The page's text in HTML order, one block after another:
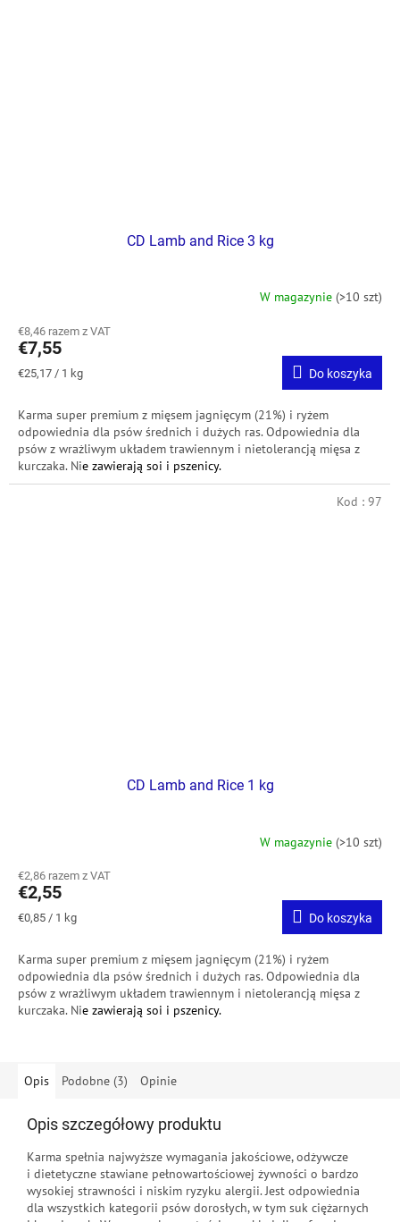
CD Lamb and Rice 3 kg
W magazynie (>10 szt)
€8,46 razem z VAT
€7,55
Cena
€25,17 / 1 kg Do koszyka
Karma super premium z mięsem jagnięcym (21%) i ryżem
odpowiednia dla psów średnich i dużych ras. Odpowiednia dla
psów z wrażliwym układem trawiennym i nietolerancją mięsa z
kurczaka.Nie zawierają soi i pszenicy.
CD Lamb and Rice 1 kg
W magazynie (>10 szt)
€2,86 razem z VAT
€2,55
Cena
€0,85 / 1 kg Do koszyka
Karma super premium z mięsem jagnięcym (21%) i ryżem
odpowiednia dla psów średnich i dużych ras. Odpowiednia dla
psów z wrażliwym układem trawiennym i nietolerancją mięsa z
kurczaka.Nie zawierają soi i pszenicy.
Kod : 97
Opis Podobne (3) Opinie
Opis szczegółowy produktu
Karma spełnia najwyższe wymagania jakościowe, odżywcze
i dietetyczne stawiane pełnowartościowej żywności o bardzo
wysokiej strawności i niskim ryzyku alergii. Jest odpowiednia
dla wszystkich kategorii psów dorosłych, w tym suk ciężarnych